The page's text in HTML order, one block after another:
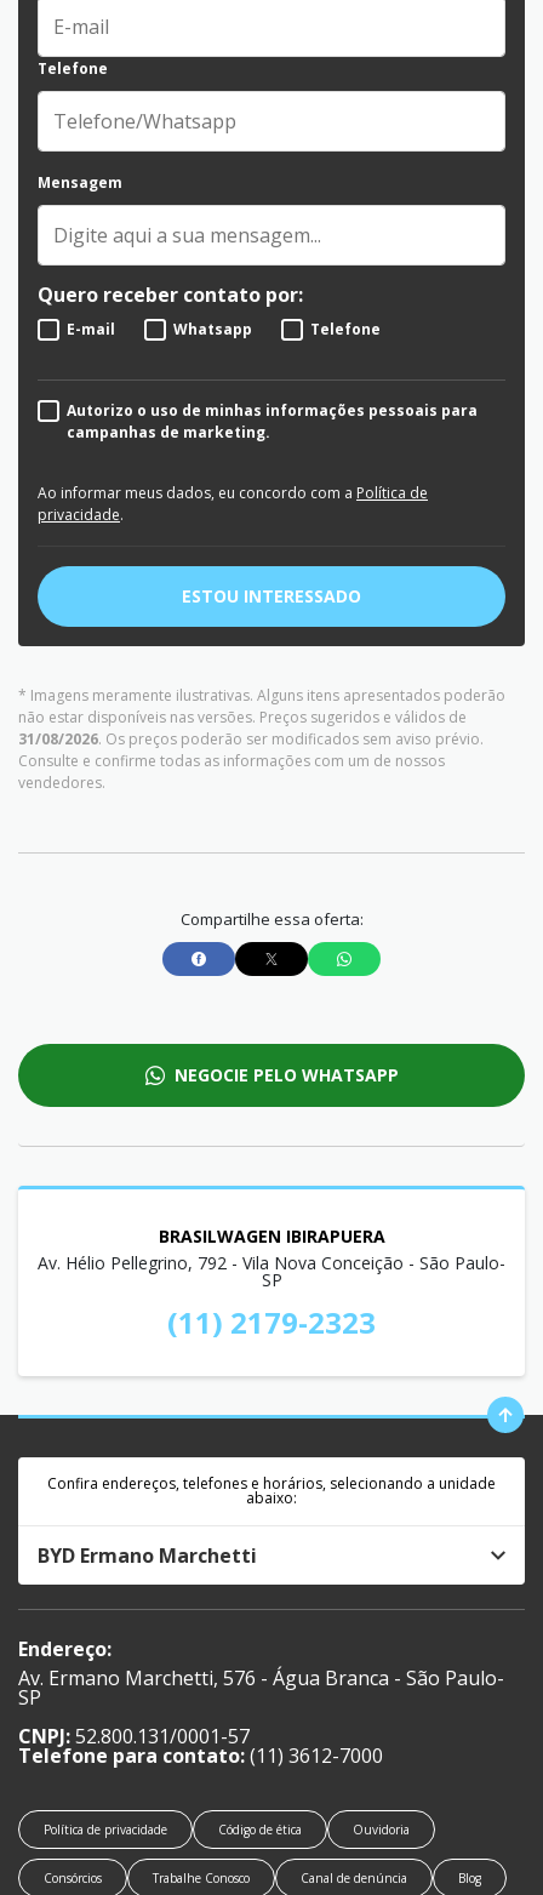
Telefone
Mensagem
Quero receber contato por:
E-mail Whatsapp Telefone
Autorizo o uso de minhas informações pessoais para
campanhas de marketing.
Ao informar meus dados, eu concordo com a Política de
privacidade.
ESTOU INTERESSADO
* Imagens meramente ilustrativas. Alguns itens apresentados poderão
não estar disponíveis nas versões. Preços sugeridos e válidos de
31/08/2026. Os preços poderão ser modificados sem aviso prévio.
Consulte e confirme todas as informações com um de nossos
vendedores.
Compartilhe essa oferta:
NEGOCIE PELO WHATSAPP
BRASILWAGEN IBIRAPUERA
Av. Hélio Pellegrino, 792 - Vila Nova Conceição - São Paulo-
SP
(11) 2179-2323
Confira endereços, telefones e horários, selecionando a unidade
abaixo:
BYD Ermano Marchetti
Endereço:
Av. Ermano Marchetti, 576 - Água Branca - São Paulo-
SP
CNPJ:52.800.131/0001-57
Telefone para contato:(11) 3612-7000
Política de privacidade Código de ética Ouvidoria
Consórcios Trabalhe Conosco Canal de denúncia Blog